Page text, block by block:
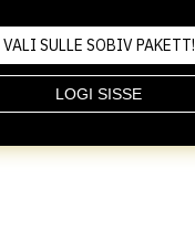
VALI SULLE SOBIV PAKETT!
LOGI SISSE